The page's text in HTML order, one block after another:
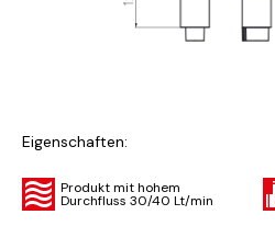
Eigenschaften:
Produkt mit hohem
Durchfluss 30/40 Lt/min